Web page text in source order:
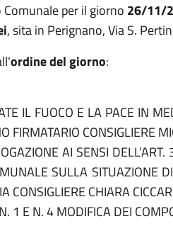
per il giorno 26/11/
, sita in Perignano, Via S.
ordine del giorno:
IL FUOCO E LA PACE IN
FIRMATARIO CONSIGLIERE
AI SENSI
SULLA SITUAZIONE
CONSIGLIERE CHIARA
1 E N. 4 MODIFICA DEI